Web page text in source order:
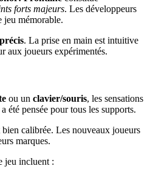
forts majeurs. Les développeurs
jeu mémorable.
. La prise en main est intuitive
aux joueurs expérimentés.
ou un clavier/souris, les sensations
été pensée pour tous les supports.
bien calibrée. Les nouveaux joueurs
marques.
jeu incluent :